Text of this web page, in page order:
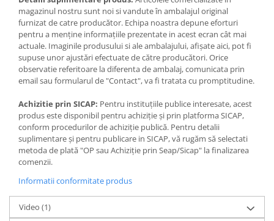
Jocuri de societate
Jocuri de logica
Jocuri de memorie
Jocuri cu litere
Jocuri cu numere
Jocuri de indemanare
Jocuri de carti
Jocuri interactive
Jocuri de podea
Carti pentru copii 2 ani
- Acest reper este nou si comercializat in ambalajul original pus la
orientativ si informativ. Nuanta tonul si intensitatea culorii din
pozele produsului pot varia in functie de ecranul de pe care se
vizualizeaza magazinul online.
magazinul nostru sunt noi si vandute în ambalajul original
furnizat de catre producător. Echipa noastra depune eforturi
pentru a menține informațiile prezentate in acest ecran cât mai
actuale. Imaginile produsului si ale ambalajului, afișate aici, pot fi
supuse unor ajustări efectuate de către producători. Orice
observatie referitoare la diferenta de ambalaj, comunicata prin
email sau formularul de "Contact", va fi tratata cu promptitudine.
Achizitie prin SICAP: Pentru instituțiile publice interesate, acest
produs este disponibil pentru achiziție și prin platforma SICAP,
conform procedurilor de achiziție publică. Pentru detalii
suplimentare și pentru publicare in SICAP, vă rugăm să selectati
metoda de plată "OP sau Achiziție prin Seap/Sicap" la finalizarea
comenzii.
Informatii conformitate produs
Video (1)